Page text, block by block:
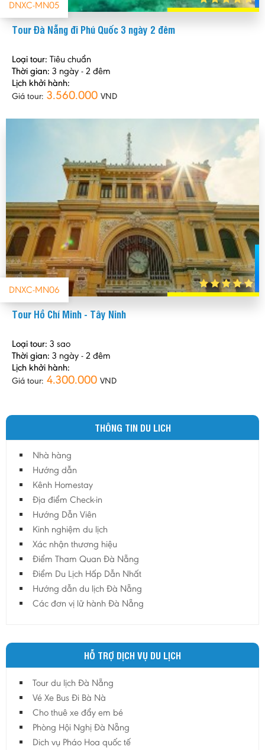
DNXC-MN05
Tour Đà Nẵng đi Phú Quốc 3 ngày 2 đêm
Loại tour: Tiêu chuẩn
Thời gian: 3 ngày - 2 đêm
Lịch khởi hành:
Giá tour: 3.560.000 VND
DNXC-MN06
Tour Hồ Chí Minh - Tây Ninh
Loại tour: 3 sao
Thời gian: 3 ngày - 2 đêm
Lịch khởi hành:
Giá tour: 4.300.000 VND
THÔNG TIN DU LICH
Nhà hàng
Hướng dẫn
Kênh Homestay
Địa điểm Check-in
Hướng Dẫn Viên
Kinh nghiệm du lịch
Xác nhận thương hiệu
Điểm Tham Quan Đà Nẵng
Điểm Du Lịch Hấp Dẫn Nhất
Hướng dẫn du lịch Đà Nẵng
Các đơn vị lữ hành Đà Nẵng
HỖ TRỢ DỊCH VỤ DU LỊCH
Tour du lịch Đà Nẵng
Vé Xe Bus Đi Bà Nà
Cho thuê xe đẩy em bé
Phòng Hội Nghị Đà Nẵng
Dich vụ Pháo Hoa quốc tế